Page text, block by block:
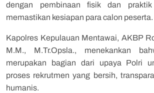
dengan pembinaan fisik dan
memastikan kesiapan para calon peserta.
Kapolres Kepulauan Mentawai, AKBP
M.M., M.Tr.Opsla., menekankan
merupakan bagian dari upaya Polri
proses rekrutmen yang bersih,
humanis.